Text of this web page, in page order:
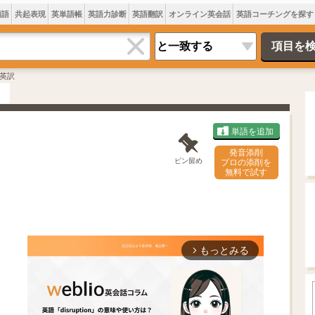
共起表現 英単語帳 英語力診断 英語翻訳 オンライン英会話 英語コーチングを探す
訳
ピン留め
単語を追加
発音添削
プロの添削を
無料で試す
arrow_forward_ios もっとみる